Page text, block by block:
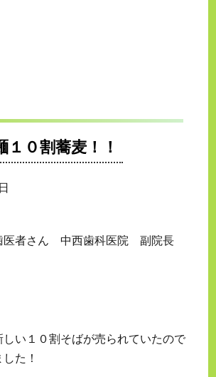
１０割蕎麦！！
医者さん 中西歯科医院 副院長
しい１０割そばが売られていたので
た！